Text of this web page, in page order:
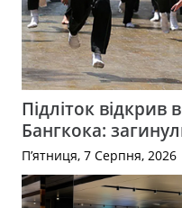
Підліток відкрив
Бангкока:
П’ятниця, 7 Серпня, 2026